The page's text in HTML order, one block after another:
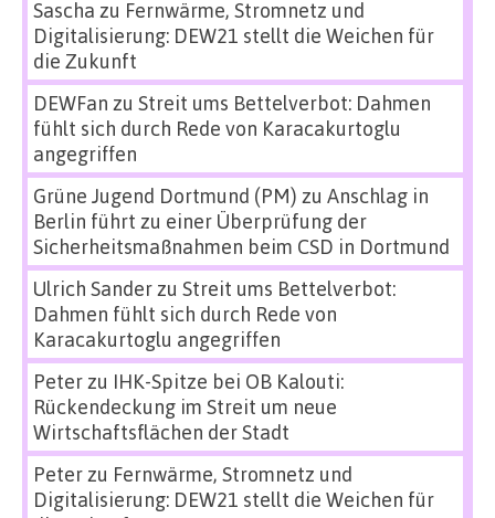
Sascha zu Fernwärme, Stromnetz und
Digitalisierung: DEW21 stellt die Weichen für
die Zukunft
DEWFan zu Streit ums Bettelverbot: Dahmen
fühlt sich durch Rede von Karacakurtoglu
angegriffen
Grüne Jugend Dortmund (PM) zu Anschlag in
Berlin führt zu einer Überprüfung der
Sicherheitsmaßnahmen beim CSD in Dortmund
Ulrich Sanderzu Streit ums Bettelverbot:
Dahmen fühlt sich durch Rede von
Karacakurtoglu angegriffen
Peterzu IHK-Spitze bei OB Kalouti:
Rückendeckung im Streit um neue
Wirtschaftsflächen der Stadt
Peterzu Fernwärme, Stromnetz und
Digitalisierung: DEW21 stellt die Weichen für